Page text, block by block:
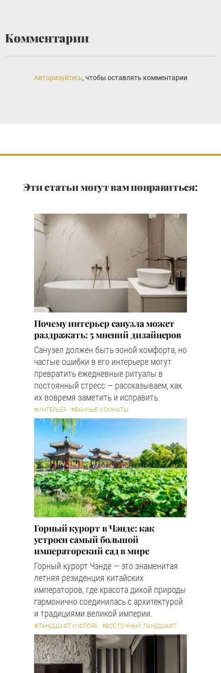
Комментарии
Авторизуйтесь, чтобы оставлять комментарии
Эти статьи могут вам понравиться:
Почему интерьер санузла может
раздражать: 5 мнений дизайнеров
Санузел должен быть зоной комфорта, но
частые ошибки в его интерьере могут
превратить ежедневные ритуалы в
постоянный стресс — рассказываем, как
их вовремя заметить и исправить.
#ИНТЕРЬЕР #ВАННЫЕ КОМНАТЫ
Горный курорт в Чэнде: как
устроен самый большой
императорский сад в мире
Горный курорт Чэнде — это знаменитая
летняя резиденция китайских
императоров, где красота дикой природы
гармонично соединилась с архитектурой
и традициями великой империи.
#ЛАНДШАФТ И ФЛОРА #ВОСТОЧНЫЙ ЛАНДШАФТ